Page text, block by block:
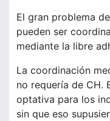
El gran problema
pueden ser
mediante la libre
La coordinación
no requería de CH.
optativa para los
sin que eso